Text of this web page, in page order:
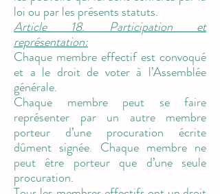
loi ou par les présents statuts.
Article 18. Participation et
représentation:
Chaque membre effectif est convoqué
et a le droit de voter à l’Assemblée
générale.
Chaque membre peut se faire
représenter par un autre membre
porteur d’une procuration écrite
dûment signée. Chaque membre ne
peut être porteur que d’une seule
procuration.